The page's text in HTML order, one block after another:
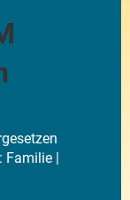
Familie |